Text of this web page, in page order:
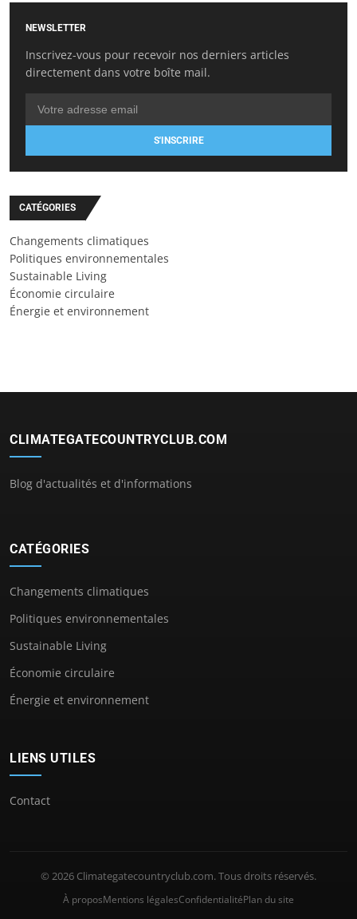
NEWSLETTER
Inscrivez-vous pour recevoir nos derniers articles
directement dans votre boîte mail.
S'INSCRIRE
CATÉGORIES
Changements climatiques
Politiques environnementales
Sustainable Living
Économie circulaire
Énergie et environnement
CLIMATEGATECOUNTRYCLUB.COM
Blog d'actualités et d'informations
CATÉGORIES
Changements climatiques
Politiques environnementales
Sustainable Living
Économie circulaire
Énergie et environnement
LIENS UTILES
Contact
© 2026 Climategatecountryclub.com. Tous droits réservés.
À proposMentions légalesConfidentialitéPlan du site